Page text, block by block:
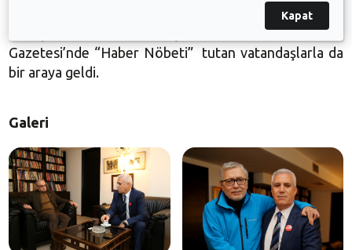
Görüşmenin ardından Başkan Bozbey, Cumhuriyet
Gazetesi’nde “Haber Nöbeti” tutan vatandaşlarla da
bir araya geldi.
Galeri
Kapat